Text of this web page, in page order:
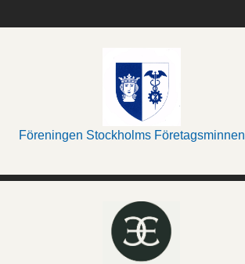
Föreningen Stockholms Företagsminnen